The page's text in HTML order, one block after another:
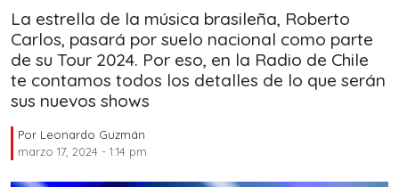
La estrella de la música brasileña, Roberto
Carlos, pasará por suelo nacional como parte
de su Tour 2024. Por eso, en la Radio de Chile
te contamos todos los detalles de lo que serán
sus nuevos shows
Por Leonardo Guzmán
marzo 17, 2024 - 1:14 pm